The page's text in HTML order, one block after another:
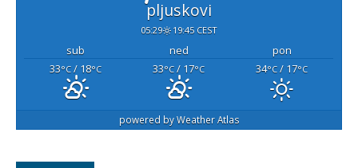
pljuskovi
05:29 19:45 CEST
sub ned
pon
33°C / 18°C 33°C / 17°C 34°C / 17°C
powered byWeather Atlas